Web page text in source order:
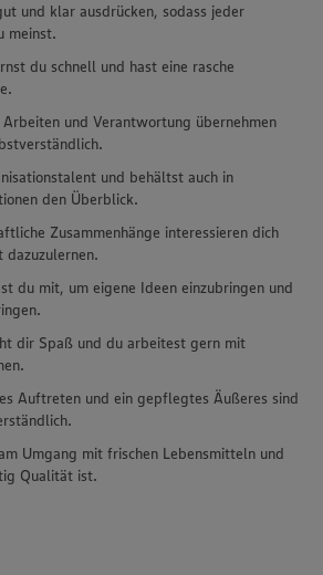
und klar ausdrücken, sodass jeder
meinst.
du schnell und hast eine rasche
und Verantwortung übernehmen
und behältst auch in
den Überblick.
Zusammenhänge interessieren dich
dazuzulernen.
du mit, um eigene Ideen einzubringen und
dir Spaß und du arbeitest gern mit
Auftreten und ein gepflegtes Äußeres sind
Umgang mit frischen Lebensmitteln und
Qualität ist.